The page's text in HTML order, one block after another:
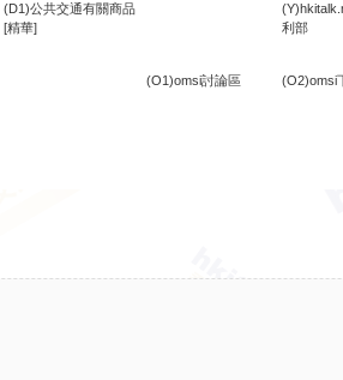
(D1)公共交通有關商品
[精華]
利部
(O1)omsi討論區 (O2)omsi